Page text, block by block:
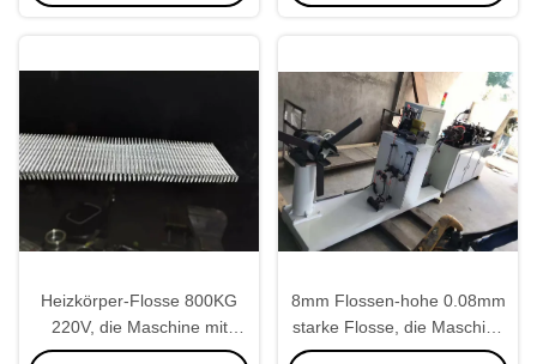
Heizkörper-Flosse 800KG
220V, die Maschine mit
hoher Geschwindigkeit bildet
8mm Flossen-hohe 0.08mm
starke Flosse, die Maschine
für Automobil-Behälter bildet